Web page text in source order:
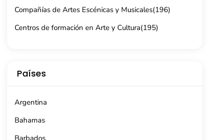
Compañías de Artes Escénicas y Musicales(196)
Centros de formación en Arte y Cultura(195)
Países
Argentina
Bahamas
Barbados